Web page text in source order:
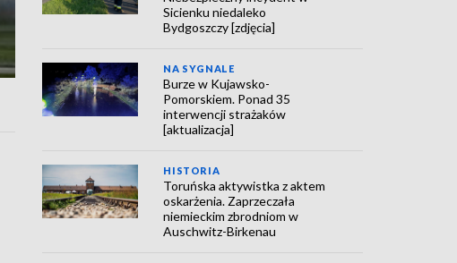
Sicienku niedaleko
Bydgoszczy [zdjęcia]
NA SYGNALE
Burze w Kujawsko-
Pomorskiem. Ponad 35
interwencji strażaków
[aktualizacja]
HISTORIA
Toruńska aktywistka z aktem
oskarżenia. Zaprzeczała
niemieckim zbrodniom w
Auschwitz-Birkenau